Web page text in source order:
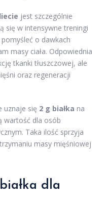
jest szczególnie
się w intensywne treningi
o dawkach
masy ciała. Odpowiednia
tkanki tłuszczowej, ale
oraz regeneracji
uznaje się 2 g białka na
wartość dla osób
Taka ilość sprzyja
masy mięśniowej
dla